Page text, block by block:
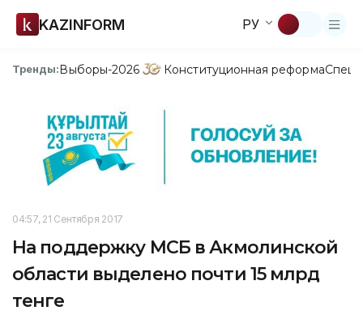
KAZINFORM РУ
Тренды:Выборы-2026 Конституционная реформа
04:57, 21 Сентября 2017
На поддержку МСБ в Акмолинской
области выделено почти 15 млрд
тенге